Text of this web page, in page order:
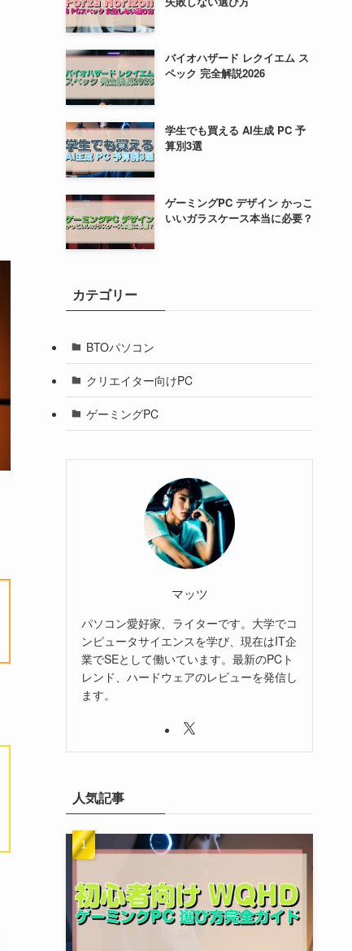
バイオハザード レクイエム ス
ペック 完全解説2026
学生でも買える AI生成 PC 予
算別3選
ゲーミングPC デザイン かっこ
いいガラスケース本当に必要？
カテゴリー
BTOパソコン
クリエイター向けPC
ゲーミングPC
マッツ
パソコン愛好家、ライターです。大学でコ
ンピュータサイエンスを学び、現在はIT企
業でSEとして働いています。最新のPCト
レンド、ハードウェアのレビューを発信し
ます。
人気記事